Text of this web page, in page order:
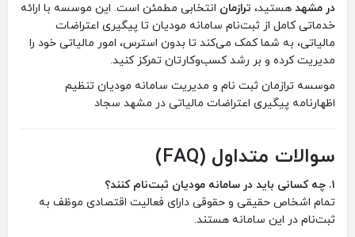
در مشهد هستید، ترازمان انتخابی مطمئن است. این موسسه با ارائه
خدماتی کامل از ثبت‌نام سامانه مودیان تا پیگیری اعتراضات
مالیاتی، به شما کمک می‌کند تا بدون استرس، امور مالیاتی خود را
مدیریت کرده و بر رشد کسب‌وکارتان تمرکز کنید.
موسسه ‏ترازمان ‏ثبت ‏نام ‏و ‏مدیریت ‏سامانه ‏مودیان ‏تنظیم
‏اظهارنامه ‏پیگیری ‏اعتراضات ‏مالیاتی ‏در ‏مشهد ‏‏سجاد
سوالات متداول (FAQ)
۱. چه کسانی باید در سامانه مودیان ثبت‌نام کنند؟
تمام اشخاص حقیقی و حقوقی دارای فعالیت اقتصادی موظف به
ثبت‌نام در این سامانه هستند.